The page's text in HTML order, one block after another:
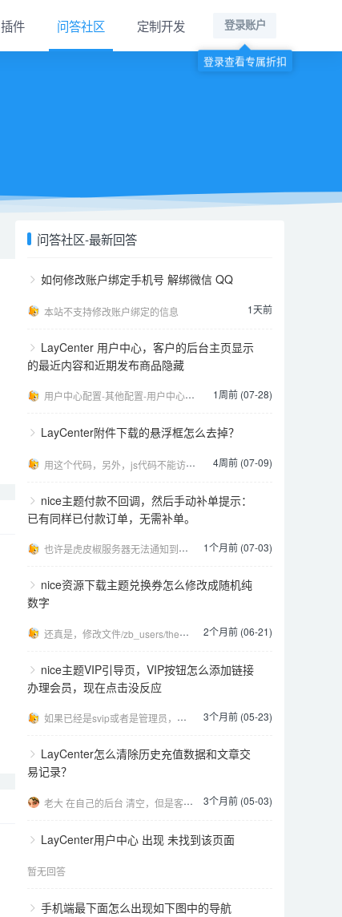
插件 问答社区 定制开发 登录账户
登录查看专属折扣
$key || GetVars('type','GET') ==
问答社区-最新回答
如何修改账户绑定手机号 解绑微信 QQ
本站不支持修改账户绑定的信息 1天前
LayCenter 用户中心，客户的后台主页显示
的最近内容和近期发布商品隐藏
用户中心配置-其他配置-用户中心自定义style，填写下面的代码： [code:css].user- 1周前 (07-28)
LayCenter附件下载的悬浮框怎么去掉？
用这个代码，另外，js代码不能访问head，否则不生效，要放在页面结尾 [code:css].lcp 4周前 (07-09)
nice主题付款不回调，然后手动补单提示：
已有同样已付款订单，无需补单。
也许是虎皮椒服务器无法通知到你网站，处理方法：https://kfuu.cn/qanda/zblog 1个月前 (07-03)
nice资源下载主题兑换券怎么修改成随机纯
数字
还真是，修改文件/zb_users/theme/Nice/class/main.php 1181行 2个月前 (06-21)
nice主题VIP引导页，VIP按钮怎么添加链接
办理会员，现在点击没反应
如果已经是svip或者是管理员，点了就没反应 3个月前 (05-23)
LayCenter怎么清除历史充值数据和文章交
易记录？
老大 在自己的后台 清空，但是客户的个人中心后台 还是在的 这种怎么弄 我现在清理了，发现客户的后 3个月前 (05-03)
LayCenter用户中心 出现 未找到该页面
暂无回答
手机端最下面怎么出现如下图中的导航